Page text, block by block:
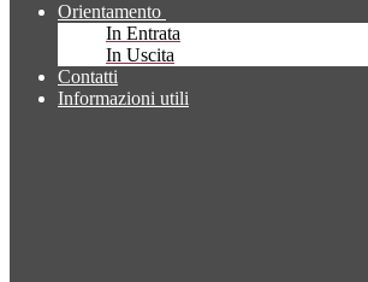
Orientamento
In Entrata
In Uscita
Contatti
Informazioni utili